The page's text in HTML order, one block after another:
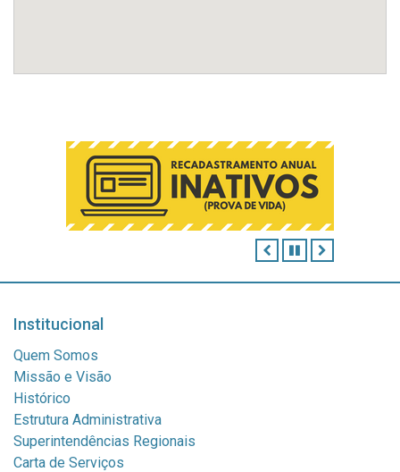
ANTERIOR
PAUSAR
Institucional
Quem Somos
Missão e Visão
Histórico
Estrutura Administrativa
Superintendências Regionais
Carta de Serviços